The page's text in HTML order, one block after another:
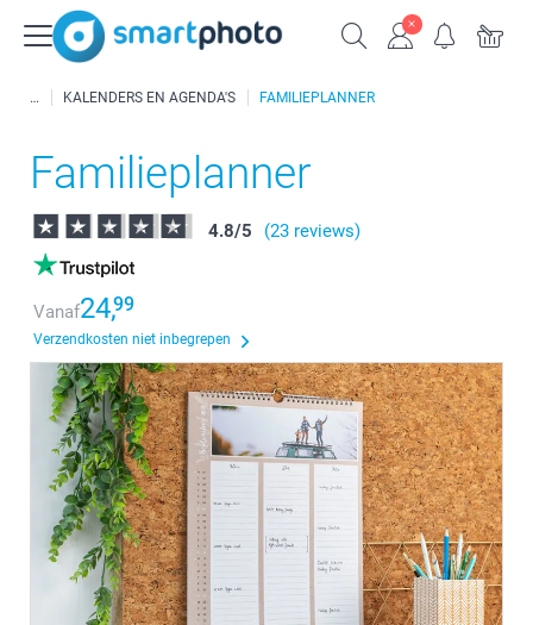
KALENDERS EN AGENDA'S FAMILIEPLANNER
Familieplanner
4.8/5 (23 reviews)
Vanaf24,99
Verzendkosten niet inbegrepen